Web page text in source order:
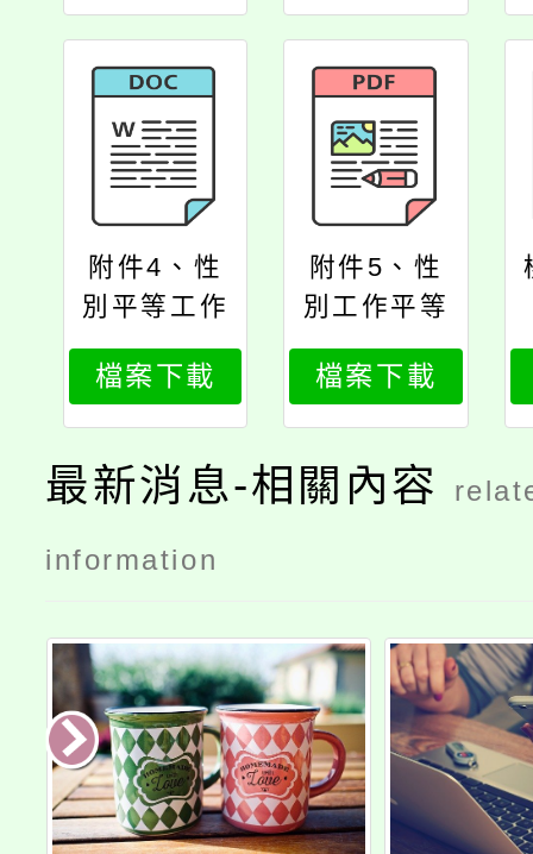
附件4、性
別平等工作
申訴審議處
理辦法修正
條文
檔案下載
附件5、性
別工作平等
申訴審議處
理辦法修正
總說明
檔案下載
最新消息-相關內容
information